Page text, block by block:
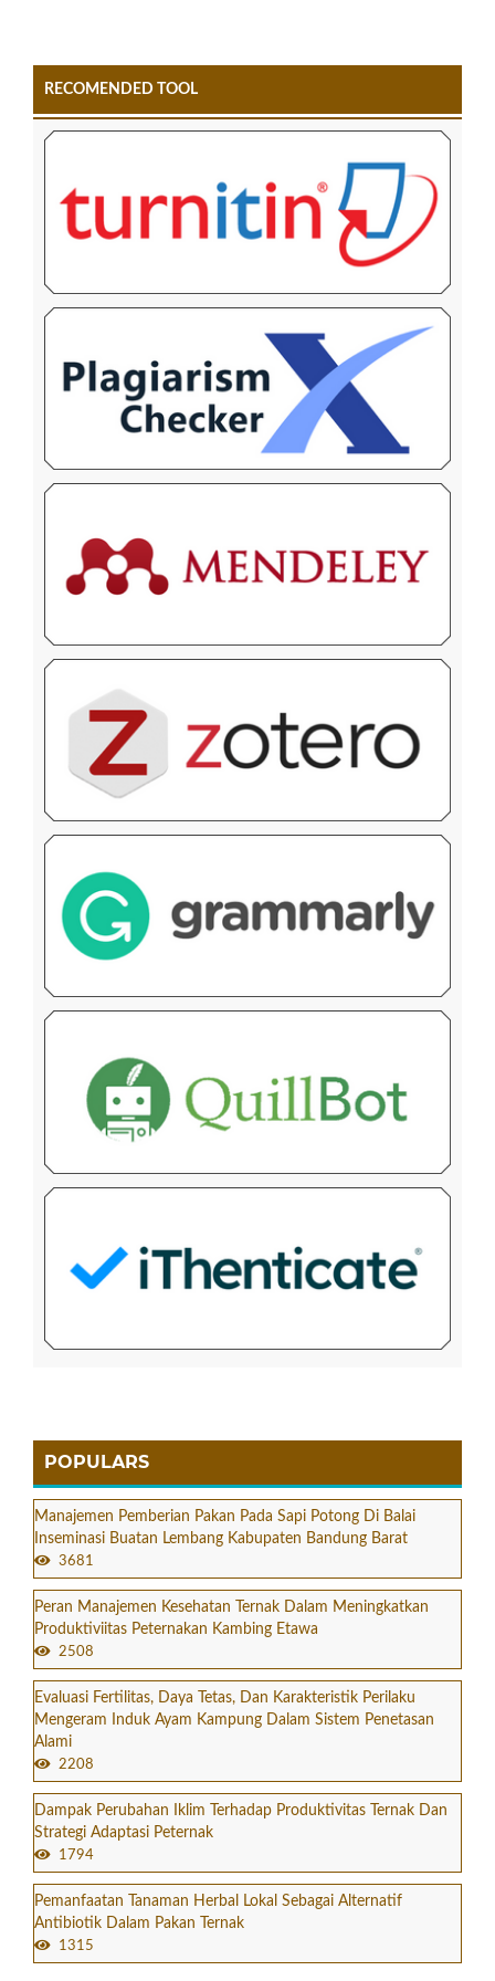
RECOMENDED TOOL
POPULARS
Manajemen Pemberian Pakan Pada Sapi Potong Di Balai
Inseminasi Buatan Lembang Kabupaten Bandung Barat
3681
Peran Manajemen Kesehatan Ternak Dalam Meningkatkan
Produktiviitas Peternakan Kambing Etawa
2508
Evaluasi Fertilitas, Daya Tetas, Dan Karakteristik Perilaku
Mengeram Induk Ayam Kampung Dalam Sistem Penetasan
Alami
2208
Dampak Perubahan Iklim Terhadap Produktivitas Ternak Dan
Strategi Adaptasi Peternak
1794
Pemanfaatan Tanaman Herbal Lokal Sebagai Alternatif
Antibiotik Dalam Pakan Ternak
1315